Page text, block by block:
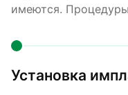
имеются.
Установка